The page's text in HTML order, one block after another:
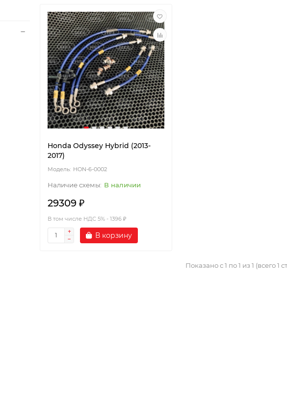
Honda Odyssey Hybrid (2013-
2017)
HON-6-0002
В наличии
29309 ₽
В том числе НДС 5% - 1396 ₽
В корзину
Показано с 1 по 1 из 1 (всего 1